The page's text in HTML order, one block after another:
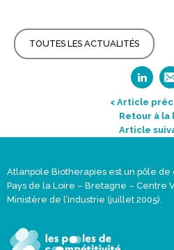
TOUTES LES ACTUALITÉS
< Article
Retour à la
Article
Atlanpole Biotherapies est un pôle
Pays de la Loire – Bretagne – Centre
Ministère de l’Industrie (juillet 2005).